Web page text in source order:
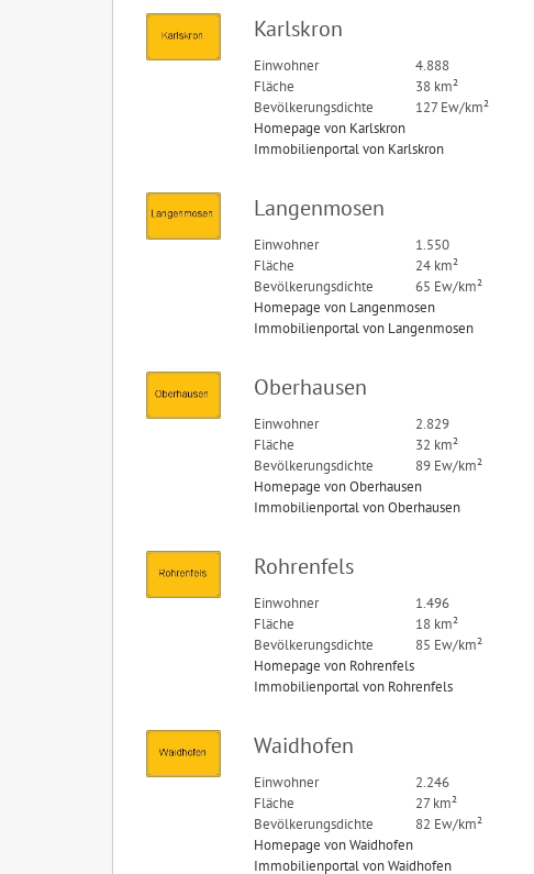
Karlskron
Einwohner
4.888
Fläche
38 km²
Bevölkerungsdichte
127 Ew/km²
Homepage von Karlskron
Immobilienportal von Karlskron
Langenmosen
Einwohner
1.550
Fläche
24 km²
Bevölkerungsdichte
65 Ew/km²
Homepage von Langenmosen
Immobilienportal von Langenmosen
Oberhausen
Einwohner
2.829
Fläche
32 km²
Bevölkerungsdichte
89 Ew/km²
Homepage von Oberhausen
Immobilienportal von Oberhausen
Rohrenfels
Einwohner
1.496
Fläche
18 km²
Bevölkerungsdichte
85 Ew/km²
Homepage von Rohrenfels
Immobilienportal von Rohrenfels
Waidhofen
Einwohner
2.246
Fläche
27 km²
Bevölkerungsdichte
82 Ew/km²
Homepage von Waidhofen
Immobilienportal von Waidhofen